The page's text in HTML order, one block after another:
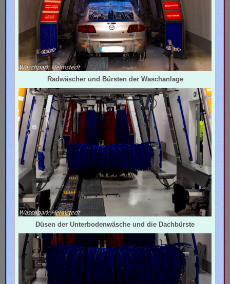
Radwäscher und Bürsten der Waschanlage
Düsen der Unterbodenwäsche und die Dachbürste